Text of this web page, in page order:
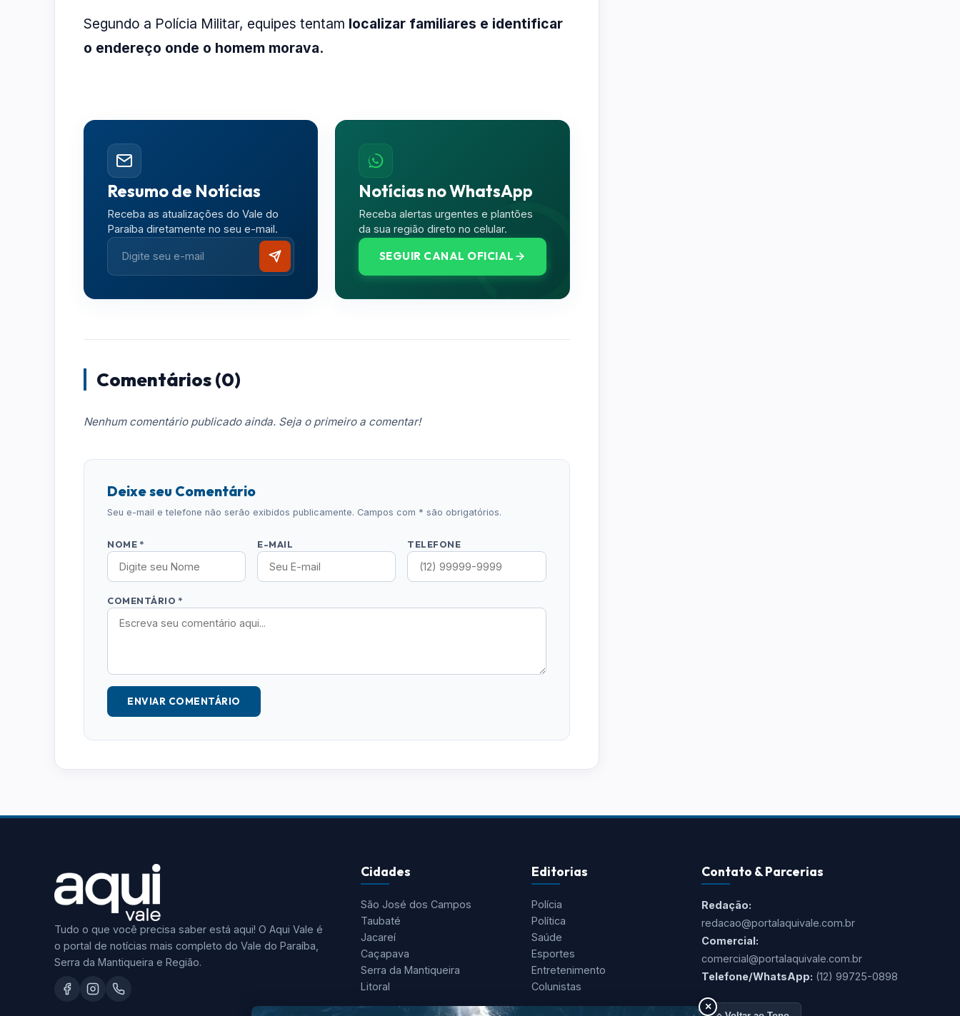
Segundo a Polícia Militar, equipes tentam localizar familiares e identificar
o endereço onde o homem morava.
Resumo de Notícias
Receba as atualizações do Vale do
Paraíba diretamente no seu e-mail.
Notícias no WhatsApp
Receba alertas urgentes e plantões
da sua região direto no celular.
SEGUIR CANAL OFICIAL
Comentários (0)
Nenhum comentário publicado ainda. Seja o primeiro a comentar!
Deixe seu Comentário
Seu e-mail e telefone não serão exibidos publicamente. Campos com * são obrigatórios.
NOME * E-MAIL TELEFONE
COMENTÁRIO *
ENVIAR COMENTÁRIO
Tudo o que você precisa saber está aqui! O Aqui Vale é
o portal de notícias mais completo do Vale do Paraíba,
Serra da Mantiqueira e Região.
Cidades
São José dos Campos
Taubaté
Jacareí
Caçapava
Serra da Mantiqueira
Litoral
Editorias
Polícia
Política
Saúde
Esportes
Entretenimento
Colunistas
Contato & Parcerias
Redação:
redacao@portalaquivale.com.br
Comercial:
comercial@portalaquivale.com.br
Telefone/WhatsApp: (12) 99725-0898
×